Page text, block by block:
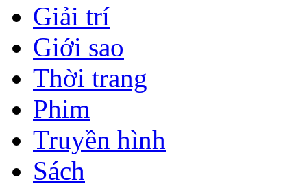
Giải trí
Giới sao
Thời trang
Phim
Truyền hình
Sách